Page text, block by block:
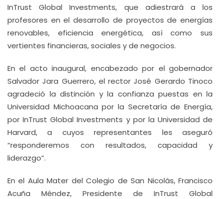
InTrust Global Investments, que adiestrará a los
profesores en el desarrollo de proyectos de energías
renovables, eficiencia energética, así como sus
vertientes financieras, sociales y de negocios.
En el acto inaugural, encabezado por el gobernador
Salvador Jara Guerrero, el rector José Gerardo Tinoco
agradeció la distinción y la confianza puestas en la
Universidad Michoacana por la Secretaría de Energía,
por InTrust Global Investments y por la Universidad de
Harvard, a cuyos representantes les aseguró
“responderemos con resultados, capacidad y
liderazgo”.
En el Aula Mater del Colegio de San Nicolás, Francisco
Acuña Méndez, Presidente de InTrust Global